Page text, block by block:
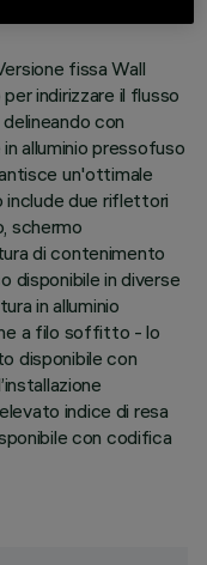
fissa Wall
indirizzare il flusso
con
alluminio pressofuso
un'ottimale
include due riflettori
schermo
di contenimento
disponibile in diverse
in alluminio
a filo soffitto - lo
disponibile con
indice di resa
con codifica